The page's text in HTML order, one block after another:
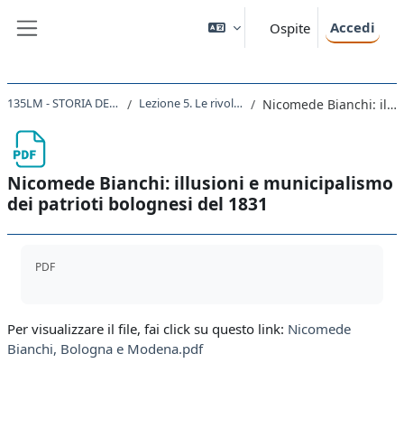
Ospite Accedi
135LM - STORIA DELLA FORMAZIONE DEGLI STATI NAZIONALI NEL XIX SECOLO 2019 Lezione 5. Le rivoluzioni del 1830 e 1831 in Francia,Belgio, Polonia e Italia. Nicomede Bianchi: illusioni e municipalismo dei patrioti bolognesi del 1831
Nicomede Bianchi: illusioni e municipalismo
dei patrioti bolognesi del 1831
PDF
Per visualizzare il file, fai click su questo link: Nicomede
Bianchi, Bologna e Modena.pdf